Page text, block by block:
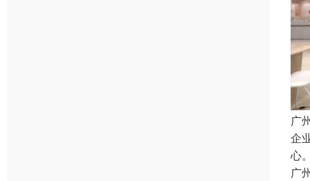
广
企
心
广